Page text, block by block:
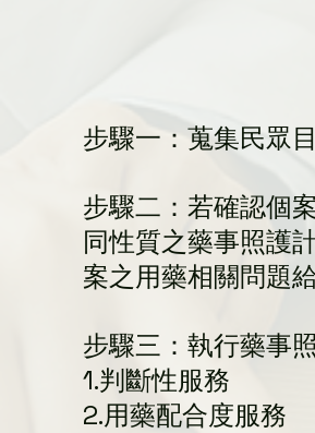
步驟一：蒐集民眾
步驟二：若確認個
同性質之藥事照護
案之用藥相關問題
步驟三：執行藥事
1.判斷性服務
2.用藥配合度服務